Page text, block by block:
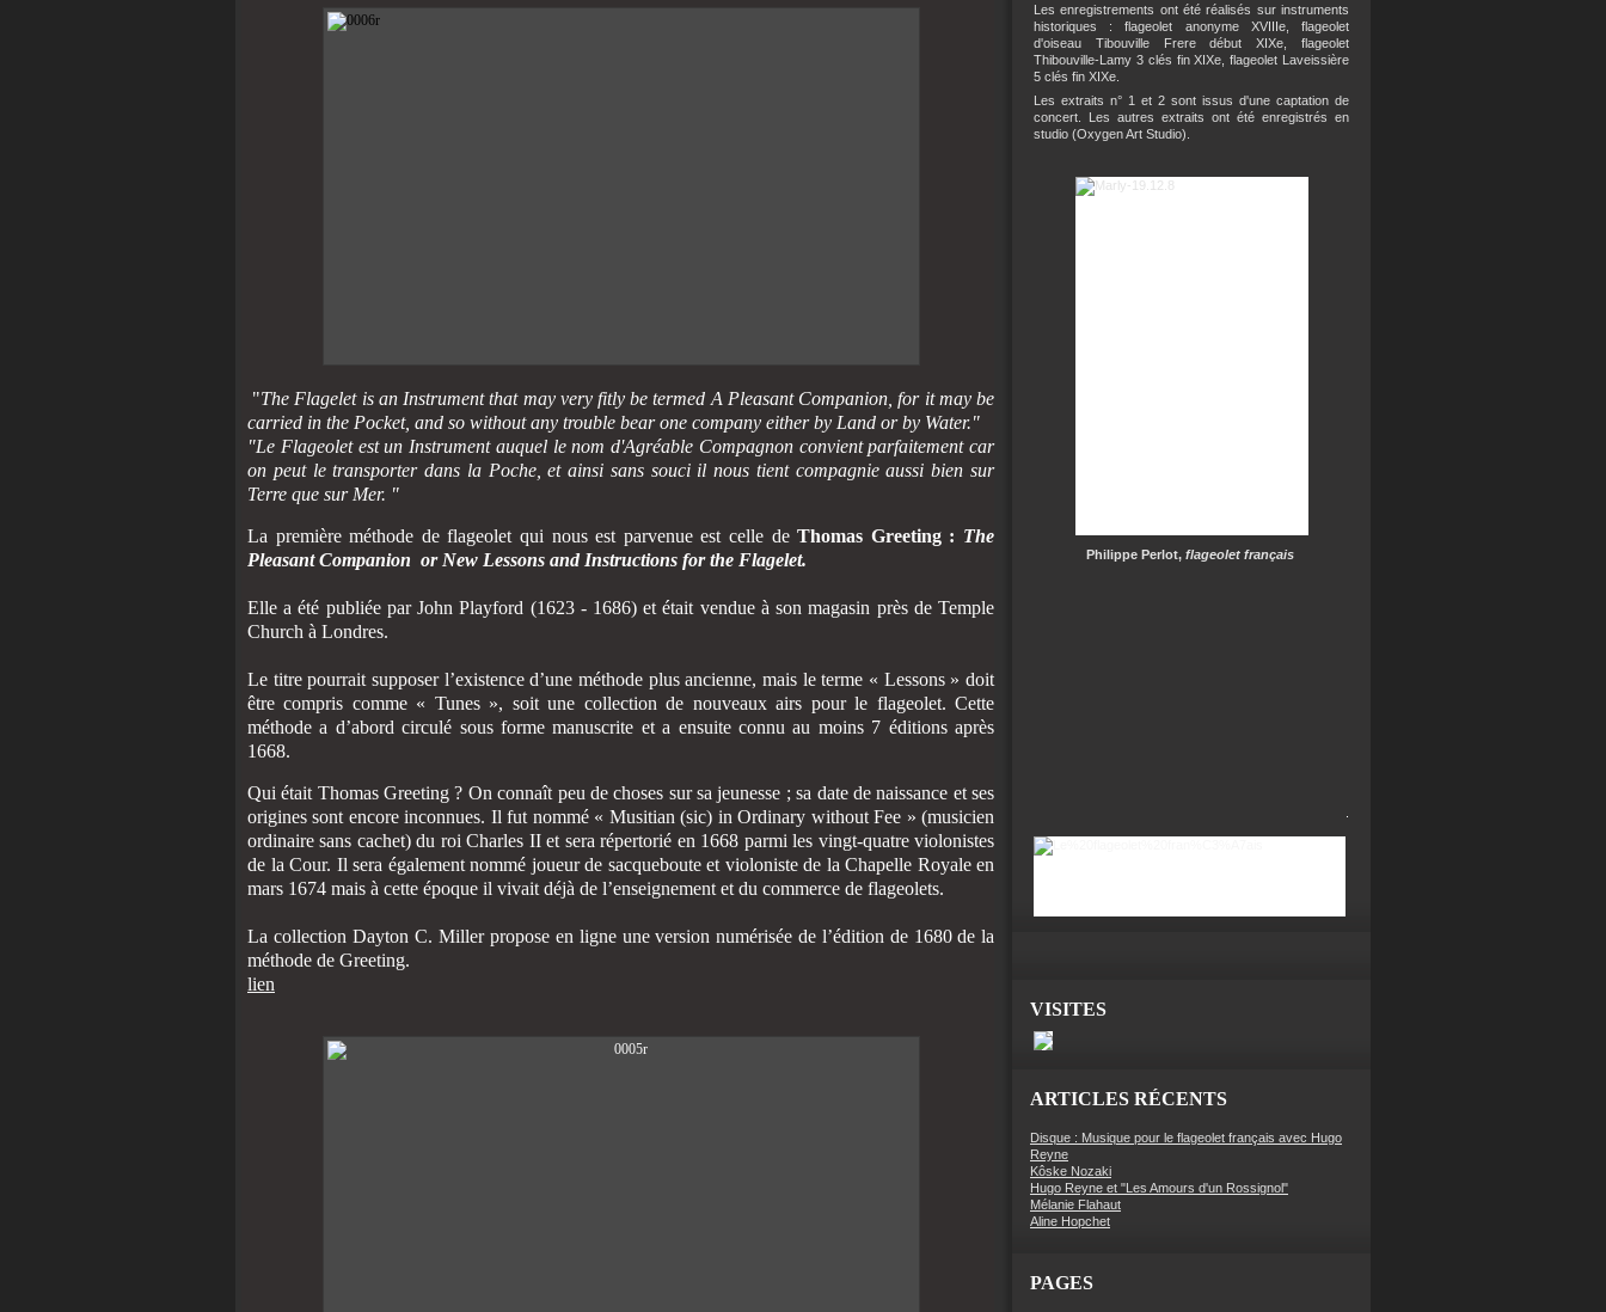
"The Flagelet is an Instrument that may very fitly be termed A Pleasant Companion, for it may be
carried in the Pocket, and so without any trouble bear one company either by Land or by Water."
"Le Flageolet est un Instrument auquel le nom d'Agréable Compagnon convient parfaitement car
on peut le transporter dans la Poche, et ainsi sans souci il nous tient compagnie aussi bien sur
Terre que sur Mer. "
La première méthode de flageolet qui nous est parvenue est celle deThomas Greeting : The
Pleasant Companion or New Lessons and Instructions for the Flagelet.
Elle a été publiée par John Playford (1623 - 1686) et était vendue à son magasin près de Temple
Church à Londres.
Le titre pourrait supposer l’existence d’une méthode plus ancienne, mais le terme « Lessons » doit
être compris comme « Tunes », soit une collection de nouveaux airs pour le flageolet. Cette
méthode a d’abord circulé sous forme manuscrite et a ensuite connu au moins 7 éditions après
1668.
Qui était Thomas Greeting ? On connaît peu de choses sur sa jeunesse ; sa date de naissance et ses
origines sont encore inconnues. Il fut nommé « Musitian (sic) in Ordinary without Fee » (musicien
ordinaire sans cachet) du roi Charles II et sera répertorié en 1668 parmi les vingt-quatre violonistes
de la Cour. Il sera également nommé joueur de sacqueboute et violoniste de la Chapelle Royale en
mars 1674 mais à cette époque il vivait déjà de l’enseignement et du commerce de flageolets.
La collection Dayton C. Miller propose en ligne une version numérisée de l’édition de 1680 de la
méthode de Greeting.
lien
Les enregistrements ont été réalisés sur instruments
historiques : flageolet anonyme XVIIIe, flageolet
d'oiseau Tibouville Frere début XIXe, flageolet
Thibouville-Lamy 3 clés fin XIXe, flageolet Laveissière
5 clés fin XIXe.
Les extraits n° 1 et 2 sont issus d'une captation de
concert. Les autres extraits ont été enregistrés en
studio (Oxygen Art Studio).
Philippe Perlot, flageolet français
VISITES
ARTICLES RÉCENTS
Disque : Musique pour le flageolet français avec Hugo
Reyne
Kôske Nozaki
Hugo Reyne et "Les Amours d'un Rossignol"
Mélanie Flahaut
Aline Hopchet
PAGES